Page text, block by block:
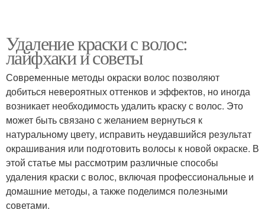
Удаление краски с волос:
лайфхаки и советы
Современные методы окраски волос позволяют
добиться невероятных оттенков и эффектов, но иногда
возникает необходимость удалить краску с волос. Это
может быть связано с желанием вернуться к
натуральному цвету, исправить неудавшийся результат
окрашивания или подготовить волосы к новой окраске. В
этой статье мы рассмотрим различные способы
удаления краски с волос, включая профессиональные и
домашние методы, а также поделимся полезными
советами.